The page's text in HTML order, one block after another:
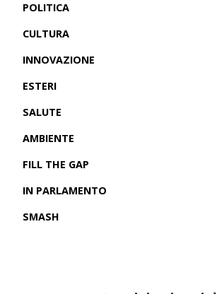
POLITICA
CULTURA
INNOVAZIONE
ESTERI
SALUTE
AMBIENTE
FILL THE GAP
IN PARLAMENTO
SMASH